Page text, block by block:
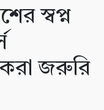
স্বপ্ন
জরুরি